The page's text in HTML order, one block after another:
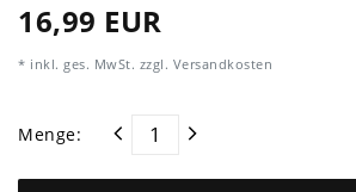
16,99 EUR
* inkl. ges. MwSt. zzgl. Versandkosten
Menge: